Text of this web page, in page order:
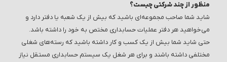
منظور از چند شرکتی چیست؟
شاید شما صاحب مجموعه‌ای باشید که بیش از یک شعبه یا دفتر دارد و
می‌خواهید هر دفتر عملیات حسابداری مختص به خود را داشته باشد.
حتی شاید شما بیش از یک کسب و کار داشته باشید که رسته‌های شغلی
مختلفی داشته باشند و برای هر شغل یک سیستم حسابداری مستقل نیاز